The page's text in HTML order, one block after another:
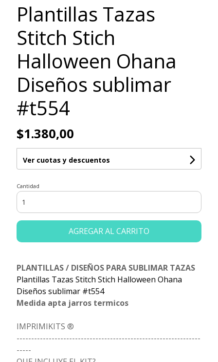
Plantillas Tazas
Stitch Stich
Halloween Ohana
Diseños sublimar
#t554
$1.380,00
Ver cuotas y descuentos
Cantidad
AGREGAR AL CARRITO
PLANTILLAS / DISEÑOS PARA SUBLIMAR TAZAS
Plantillas Tazas Stitch Stich Halloween Ohana
Diseños sublimar #t554
Medida apta jarros termicos
IMPRIMIKITS ®
---------------------------------------------------------------
-----